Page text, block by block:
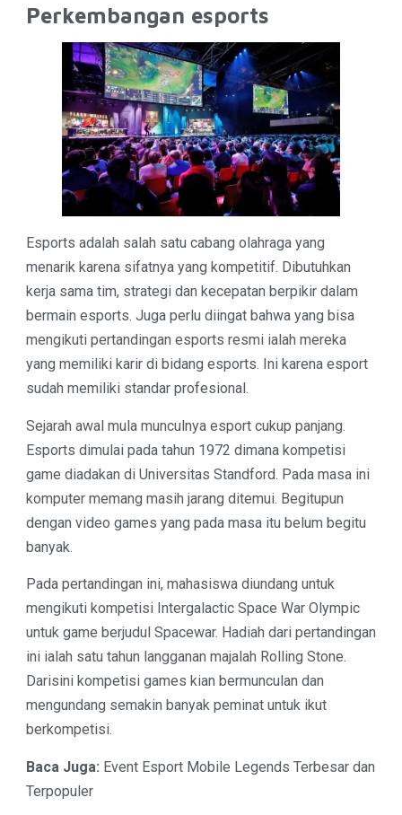
Perkembangan esports
Esports adalah salah satu cabang olahraga yang
menarik karena sifatnya yang kompetitif. Dibutuhkan
kerja sama tim, strategi dan kecepatan berpikir dalam
bermain esports. Juga perlu diingat bahwa yang bisa
mengikuti pertandingan esports resmi ialah mereka
yang memiliki karir di bidang esports. Ini karena esport
sudah memiliki standar profesional.
Sejarah awal mula munculnya esport cukup panjang.
Esports dimulai pada tahun 1972 dimana kompetisi
game diadakan di Universitas Standford. Pada masa ini
komputer memang masih jarang ditemui. Begitupun
dengan video games yang pada masa itu belum begitu
banyak.
Pada pertandingan ini, mahasiswa diundang untuk
mengikuti kompetisi Intergalactic Space War Olympic
untuk game berjudul Spacewar. Hadiah dari pertandingan
ini ialah satu tahun langganan majalah Rolling Stone.
Darisini kompetisi games kian bermunculan dan
mengundang semakin banyak peminat untuk ikut
berkompetisi.
Baca Juga: Event Esport Mobile Legends Terbesar dan
Terpopuler